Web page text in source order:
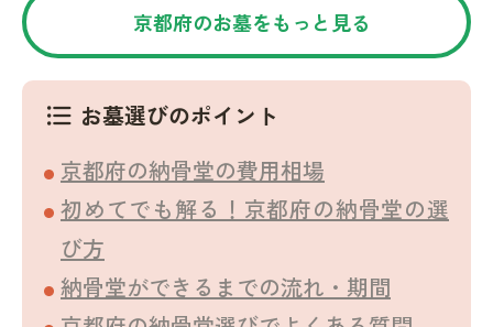
京都府のお墓をもっと見る
format_list_bulleted お墓選びのポイント
京都府の納骨堂の費用相場
初めてでも解る！京都府の納骨堂の選
び方
納骨堂ができるまでの流れ・期間